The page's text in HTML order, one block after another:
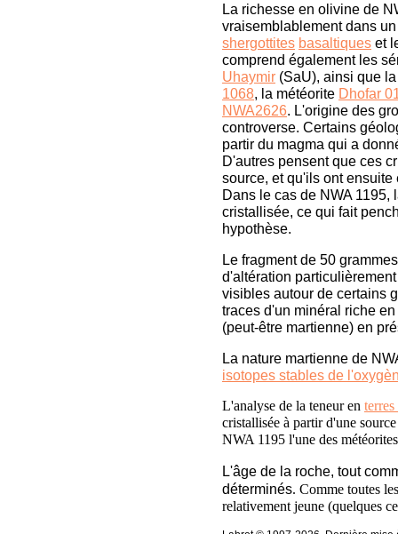
La richesse en olivine de
vraisemblablement dans
shergottites basaltiques et
comprend également les
Uhaymir (SaU), ainsi que
1068, la météorite Dhofar
NWA2626. L'origine des
controverse. Certains
partir du magma qui a
D'autres pensent que ces
source, et qu'ils ont
Dans le cas de NWA
cristallisée, ce qui fait
hypothèse.
Le fragment de 50
d'altération
visibles autour de certains
traces d'un minéral riche en
(peut-être martienne) en
La nature martienne de
isotopes stables de
L'analyse de la teneur en terres
cristallisée à partir d'une
NWA 1195 l'une des
L'âge de la roche, tout
déterminés. Comme toutes
relativement jeune (quelques